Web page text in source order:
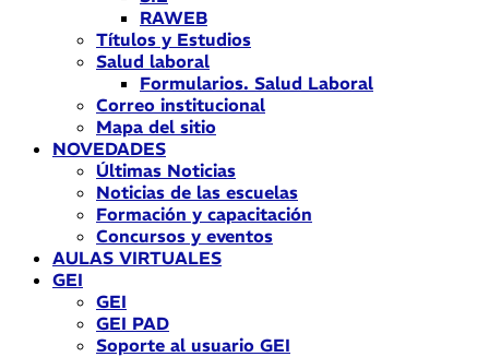
RAWEB
Títulos y Estudios
Salud laboral
Formularios. Salud Laboral
Correo institucional
Mapa del sitio
NOVEDADES
Últimas Noticias
Noticias de las escuelas
Formación y capacitación
Concursos y eventos
AULAS VIRTUALES
GEI
GEI
GEI PAD
Soporte al usuario GEI